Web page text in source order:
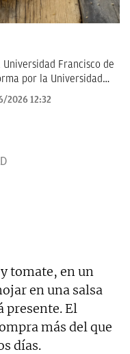
Francisco de
por la Universidad
en CNN y ABC.
2026 12:32
tomate, en un
en una salsa
presente. El
más del que
días.